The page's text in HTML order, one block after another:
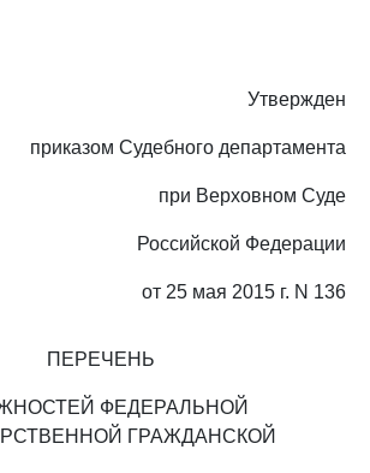
Утвержден
приказом Судебного департамента
при Верховном Суде
Российской Федерации
от 25 мая 2015 г. N 136
ПЕРЕЧЕНЬ
ФЕДЕРАЛЬНОЙ
ГРАЖДАНСКОЙ